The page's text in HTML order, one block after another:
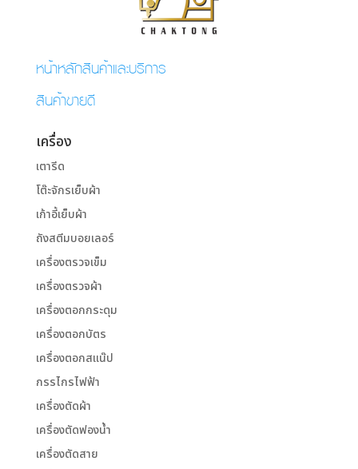
หน้าหลักสินค้าและบริการ
สินค้าขายดี
เครื่อง
เตารีด
โต๊ะจักรเย็บผ้า
เก้าอี้เย็บผ้า
ถังสตีมบอยเลอร์
เครื่องตรวจเข็ม
เครื่องตรวจผ้า
เครื่องตอกกระดุม
เครื่องตอกบัตร
เครื่องตอกสแน๊ป
กรรไกรไฟฟ้า
เครื่องตัดผ้า
เครื่องตัดฟองน้ำ
เครื่องตัดสาย